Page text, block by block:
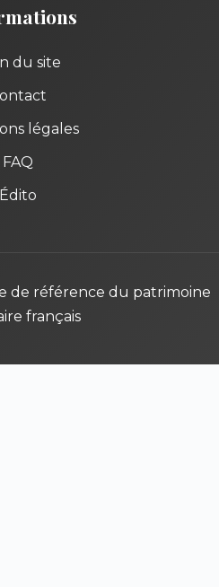
du site
légales
FAQ
Édito
de référence du patrimoine
français